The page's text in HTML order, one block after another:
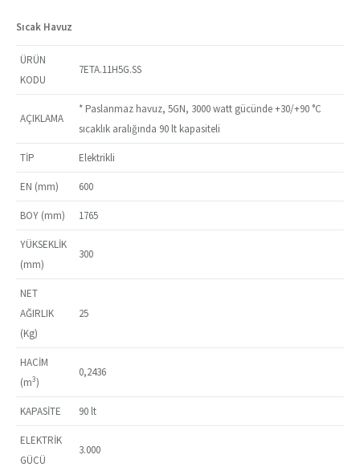
Sıcak Havuz
ÜRÜN
KODU
7ETA.11H5G.SS
AÇIKLAMA
* Paslanmaz havuz, 5GN, 3000 watt gücünde +30/+90 °C
sıcaklık aralığında 90 lt kapasiteli
TİP Elektrikli
EN (mm) 600
BOY (mm) 1765
YÜKSEKLİK
(mm)
300
NET
AĞIRLIK
(Kg)
25
HACİM
(m3)
0,2436
KAPASİTE 90 lt
ELEKTRİK
GÜCÜ
3.000